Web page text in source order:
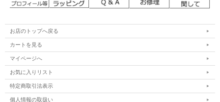
お店のトップへ戻る
カートを見る
マイページへ
お気に入りリスト
特定商取引法表示
個人情報の取扱い